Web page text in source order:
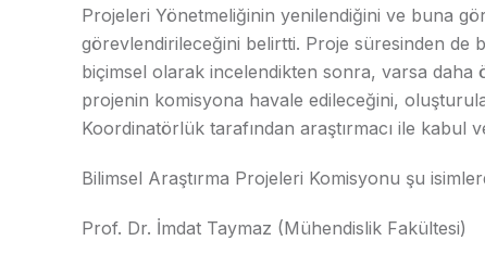
Projeleri Yönetmeliğinin yenilendiğini ve buna
görevlendirileceğini belirtti. Proje süresinden de
biçimsel olarak incelendikten sonra, varsa
projenin komisyona havale edileceğini,
Koordinatörlük tarafından araştırmacı ile kabul
Bilimsel Araştırma Projeleri Komisyonu şu
Prof. Dr. İmdat Taymaz (Mühendislik Fakültesi)